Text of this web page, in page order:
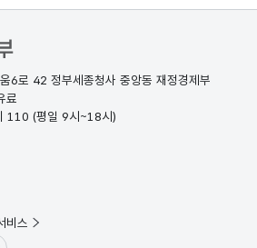
6로 42 정부세종청사 중앙동 재정경제부
료
110 (평일 9시~18시)
비스
그램